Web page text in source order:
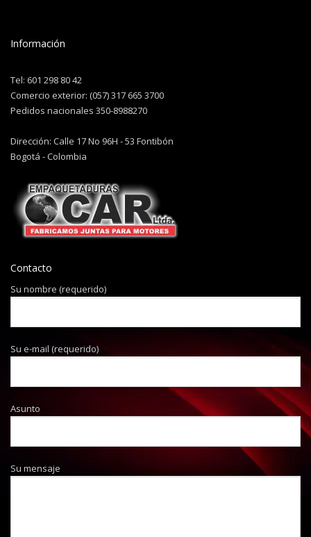
Información
Tel: 601 298 80 42
Comercio exterior: (057) 317 665 3700
Pedidos nacionales 350-8988270
Dirección: Calle 17 No 96H - 53 Fontibón
Bogotá - Colombia
Contacto
Su nombre (requerido)
Su e-mail (requerido)
Asunto
Su mensaje